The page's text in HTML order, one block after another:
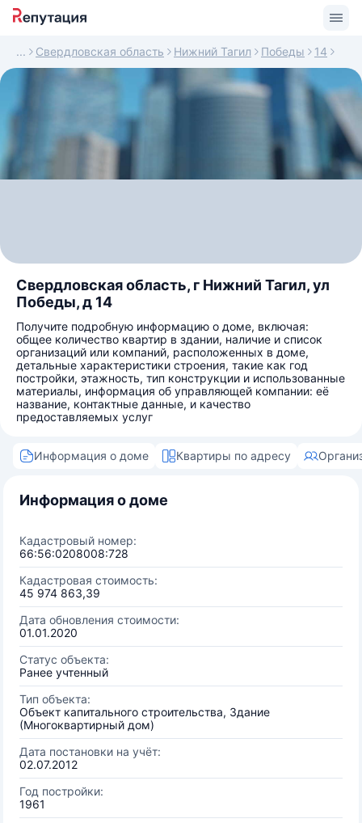
Свердловская область Нижний Тагил Победы 14
Свердловская область, г Нижний Тагил, ул
Победы, д 14
Получите подробную информацию о доме, включая:
общее количество квартир в здании, наличие и список
организаций или компаний, расположенных в доме,
детальные характеристики строения, такие как год
постройки, этажность, тип конструкции и использованные
материалы, информация об управляющей компании: её
название, контактные данные, и качество
предоставляемых услуг
Информация о доме Квартиры по адресу
Информация о доме
Кадастровый номер:
66:56:0208008:728
Кадастровая стоимость:
45 974 863,39
Дата обновления стоимости:
01.01.2020
Статус объекта:
Ранее учтенный
Тип объекта:
Объект капитального строительства, Здание
(Многоквартирный дом)
Дата постановки на учёт:
02.07.2012
Год постройки:
1961